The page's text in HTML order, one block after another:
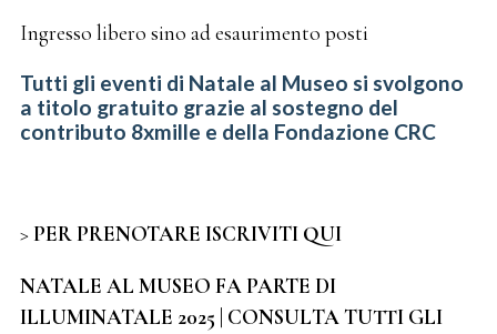
Ingresso libero sino ad esaurimento posti
Tutti gli eventi di Natale al Museo si svolgono
a titolo gratuito grazie al sostegno del
contributo 8xmille e della Fondazione CRC
>PER PRENOTARE ISCRIVITI QUI
NATALE AL MUSEO FA PARTE DI
ILLUMINATALE 2025 | CONSULTA TUTTI GLI